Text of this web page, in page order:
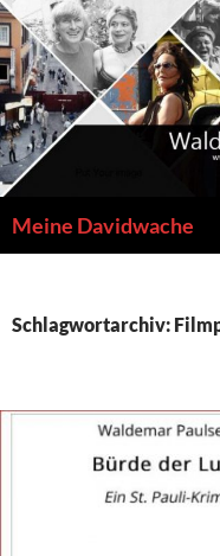
Zum
Inhalt
springen
Meine Davidwache
Schlagwortarchiv: